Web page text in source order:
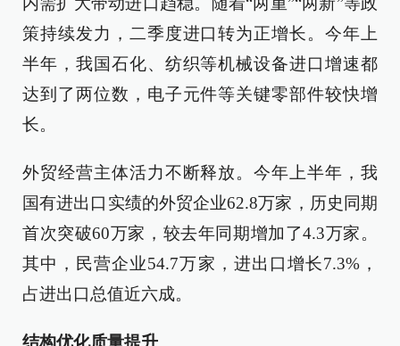
策持续发力，二季度进口转为正增长。今年上
半年，我国石化、纺织等机械设备进口增速都
达到了两位数，电子元件等关键零部件较快增
长。
外贸经营主体活力不断释放。今年上半年，我
国有进出口实绩的外贸企业62.8万家，历史同期
首次突破60万家，较去年同期增加了4.3万家。
其中，民营企业54.7万家，进出口增长7.3%，
占进出口总值近六成。
结构优化质量提升